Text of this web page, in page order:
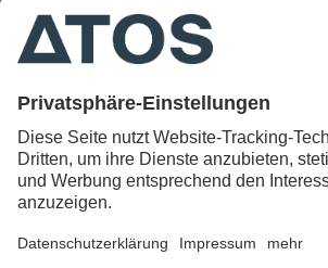
Das Patientenmagazin der ATOS Kliniken
Datenschutz
Impressum